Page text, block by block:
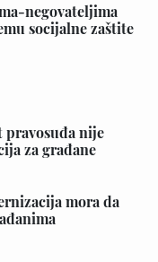
negovateljima
socijalne zaštite
pravosuđa nije
za građane
mora da